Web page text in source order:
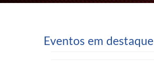
Eventos em destaque